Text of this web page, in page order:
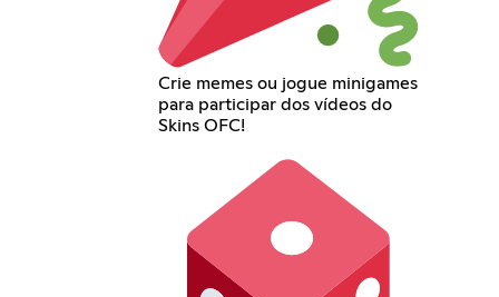
Crie memes ou jogue minigames
para participar dos vídeos do
Skins OFC!